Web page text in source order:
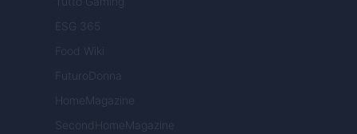
ESG 365
Food Wiki
FuturoDonna
HomeMagazine
SecondHomeMagazine